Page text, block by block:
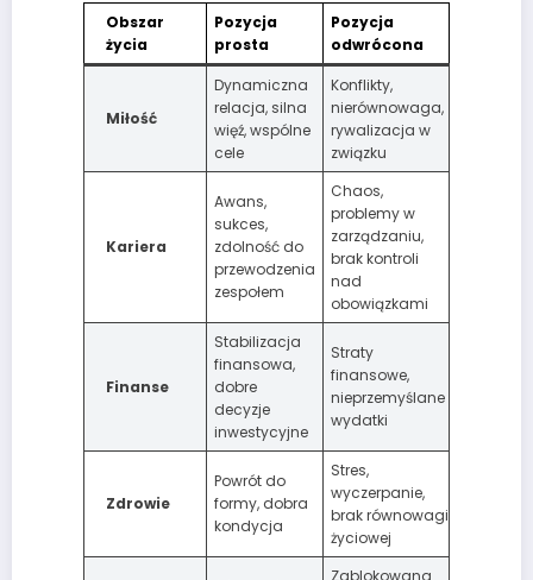
Obszar
życia
Pozycja
prosta
Pozycja
odwrócona
Miłość
Dynamiczna
relacja, silna
więź, wspólne
cele
Konflikty,
nierównowaga,
rywalizacja w
związku
Kariera
Awans,
sukces,
zdolność do
przewodzenia
zespołem
Chaos,
problemy w
zarządzaniu,
brak kontroli
nad
obowiązkami
Finanse
Stabilizacja
finansowa,
dobre
decyzje
inwestycyjne
Straty
finansowe,
nieprzemyślane
wydatki
Zdrowie
Powrót do
formy, dobra
kondycja
Stres,
wyczerpanie,
brak równowagi
życiowej
Zablokowana